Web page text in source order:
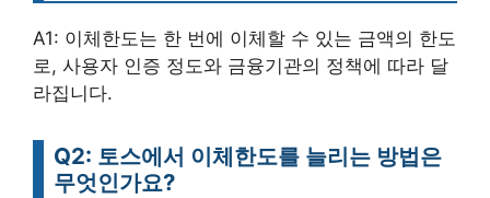
A1: 이체한도는 한 번에 이체할 수 있는 금액의 한도
로, 사용자 인증 정도와 금융기관의 정책에 따라 달
라집니다.
Q2: 토스에서 이체한도를 늘리는 방법은
무엇인가요?